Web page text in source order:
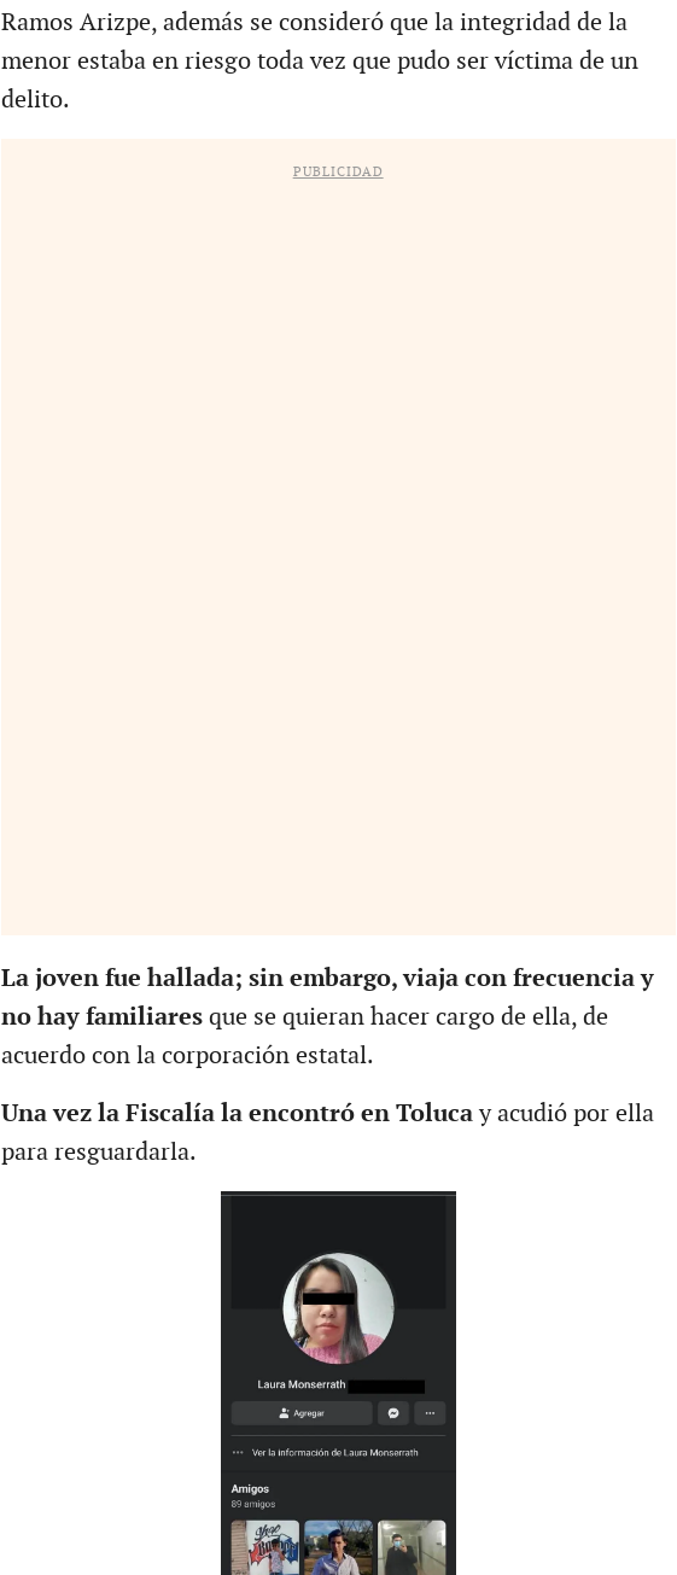
Ramos Arizpe, además se consideró que la integridad de la
menor estaba en riesgo toda vez que pudo ser víctima de un
delito.
PUBLICIDAD
La joven fue hallada; sin embargo, viaja con frecuencia y
no hay familiaresque se quieran hacer cargo de ella, de
acuerdo con la corporación estatal.
Una vez la Fiscalía la encontró en Tolucay acudió por ella
para resguardarla.